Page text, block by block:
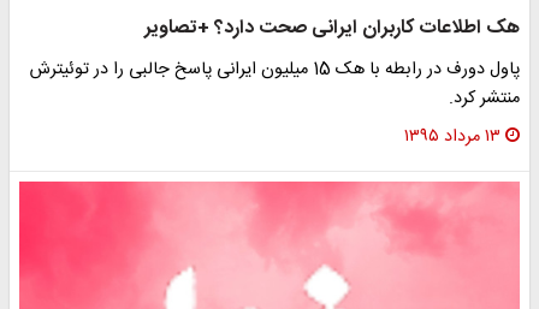
هک اطلاعات کاربران ایرانی صحت دارد؟ +تصاویر
پاول دورف در رابطه با هک 15 میلیون ایرانی پاسخ جالبی را در توئیترش
منتشر کرد.
۱۳ مرداد ۱۳۹۵